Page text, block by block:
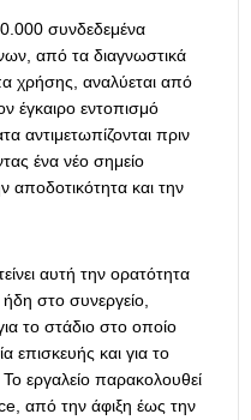
συνδεδεμένα
από τα διαγνωστικά
χρήσης, αναλύεται από
έγκαιρο εντοπισμό
αντιμετωπίζονται πριν
ένα νέο σημείο
αποδοτικότητα και την
αυτή την ορατότητα
στο συνεργείο,
το στάδιο στο οποίο
επισκευής και για το
εργαλείο παρακολουθεί
από την άφιξη έως την